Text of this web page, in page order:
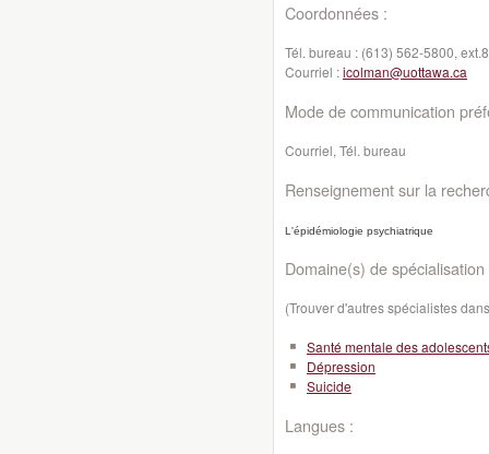
Coordonnées :
Tél. bureau : (613) 562-5800,
Courriel :icolman@uottawa.ca
Mode de communication
Courriel, Tél. bureau
Renseignement sur la
L'épidémiologie psychiatrique
Domaine(s) de spécialisation
(Trouver d'autres spécialistes
Santé mentale des
Dépression
Suicide
Langues :